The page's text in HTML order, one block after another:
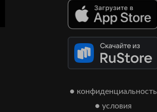
● конфиденциальность
● условия